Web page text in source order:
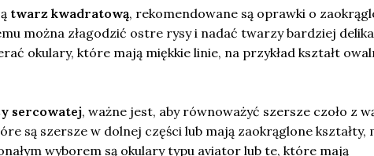
twarz kwadratową, rekomendowane są oprawki o
można złagodzić ostre rysy i nadać twarzy bardziej
okulary, które mają miękkie linie, na przykład kształt
sercowatej, ważne jest, aby równoważyć szersze czoło z
są szersze w dolnej części lub mają zaokrąglone kształty,
wyborem są okulary typu aviator lub te, które mają